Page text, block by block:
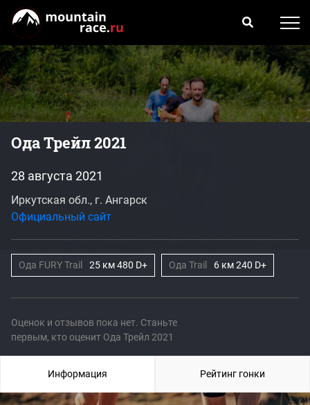
Ода Трейл 2021
Оценок и отзывов пока нет. Станьте
первым, кто оценит Ода Трейл 2021
28 августа 2021
Иркутская обл., г. Ангарск
Официальный сайт
Ода FURY Trail 25 км 480 D+ Ода Trail 6 км 240 D+
Информация Рейтинг гонки